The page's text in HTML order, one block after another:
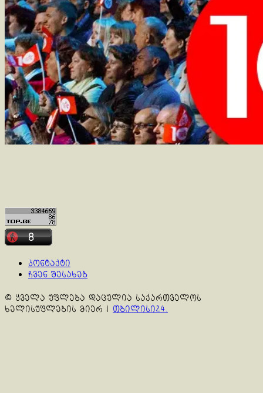
კონტაქტი
ჩვენ შესახებ
© ყველა უფლება დაცულია საქართველოს
ხელისუფლების მიერ | თბილისი24.